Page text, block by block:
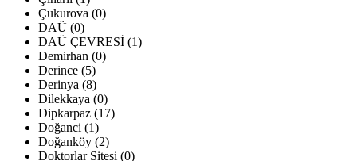
Çukurova (0)
DAÜ (0)
DAÜ ÇEVRESİ (1)
Demirhan (0)
Derince (5)
Derinya (8)
Dilekkaya (0)
Dipkarpaz (17)
Doğanci (1)
Doğanköy (2)
Doktorlar Sitesi (0)